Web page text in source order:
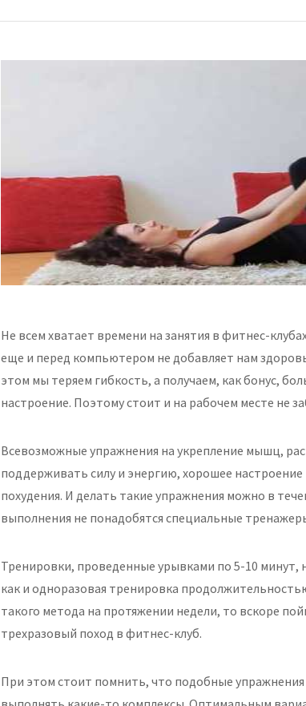
Не всем хватает времени на занятия в фитнес-
еще и перед компьютером не добавляет нам
этом мы теряем гибкость, а получаем, как бонус,
настроение. Поэтому стоит и на рабочем месте не
Всевозможные упражнения на укрепление мышц,
поддерживать силу и энергию, хорошее
похудения. И делать такие упражнения можно в
выполнения не понадобятся специальные
Тренировки, проведенные урывками по 5-10 минут,
как и одноразовая тренировка
такого метода на протяжении недели, то вскоре
трехразовый поход в фитнес-клуб.
При этом стоит помнить, что подобные